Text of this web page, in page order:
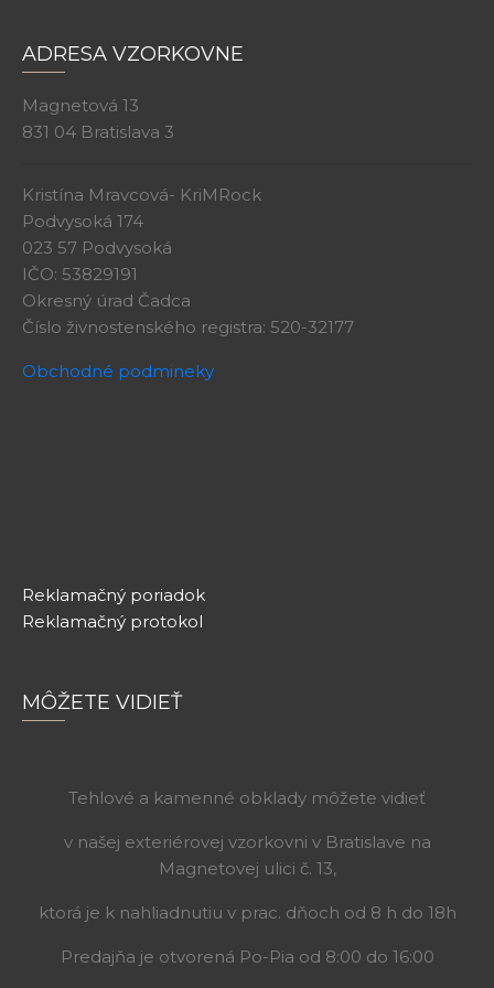
ADRESA VZORKOVNE
Magnetová 13
831 04 Bratislava 3
Kristína Mravcová- KriMRock
Podvysoká 174
023 57 Podvysoká
IČO: 53829191
Okresný úrad Čadca
Číslo živnostenského registra: 520-32177
Obchodné podmineky
Reklamačný poriadok
Reklamačný protokol
MÔŽETE VIDIEŤ
Tehlové a kamenné obklady môžete vidieť
v našej exteriérovej vzorkovni v Bratislave na
Magnetovej ulici č. 13,
ktorá je k nahliadnutiu v prac. dňoch od 8 h do 18h
Predajňa je otvorená Po-Pia od 8:00 do 16:00